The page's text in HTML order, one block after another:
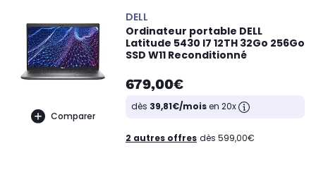
Comparer
DELL
Ordinateur portable DELL
Latitude 5430 I7 12TH 32Go 256Go
SSD W11 Reconditionné
679,00€
dès 39,81€/moisen 20x
2 autres offres dès 599,00€